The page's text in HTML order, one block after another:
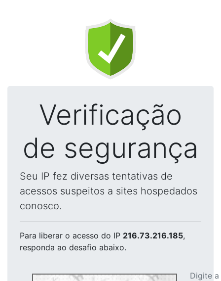
Verificação
de segurança
Seu IP fez diversas tentativas de
acessos suspeitos a sites hospedados
conosco.
Para liberar o acesso do IP 216.73.216.185,
responda ao desafio abaixo.
Digite